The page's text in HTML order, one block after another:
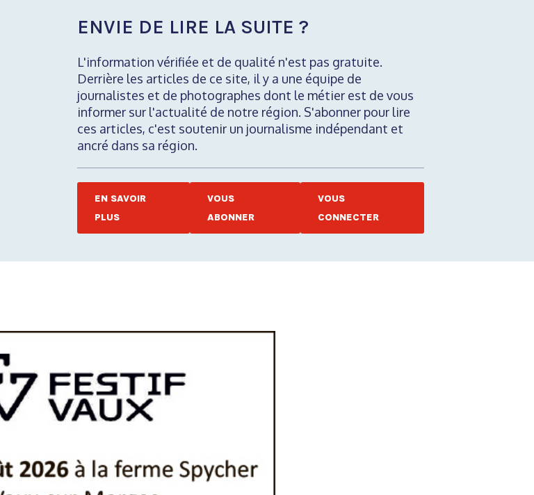
ENVIE DE LIRE LA SUITE ?
L'information vérifiée et de qualité n'est pas gratuite.
Derrière les articles de ce site, il y a une équipe de
journalistes et de photographes dont le métier est de vous
informer sur l'actualité de notre région. S'abonner pour lire
ces articles, c'est soutenir un journalisme indépendant et
ancré dans sa région.
EN SAVOIR
PLUS
VOUS
ABONNER
VOUS
CONNECTER